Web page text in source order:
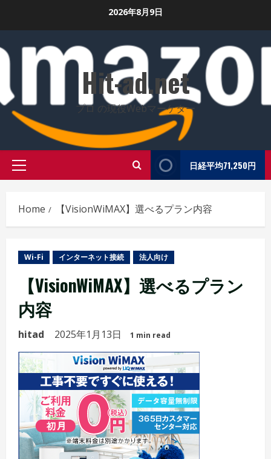
2026年8月9日
Hit-ad.net
プロ の現役Webマーケター
Primary
日経平均71,250円
Home 【VisionWiMAX】選べるプラン内容
Wi-Fi インターネット接続 法人向け
【VisionWiMAX】選べるプラン
内容
hitad 2025年1月13日 1 min read